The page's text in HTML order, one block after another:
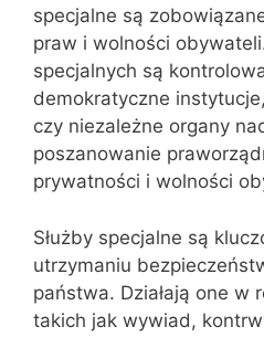
specjalne są
praw i wolności obywateli.
specjalnych są
demokratyczne
czy niezależne organy
poszanowanie
prywatności i wolności
Służby specjalne są
utrzymaniu
państwa. Działają one w
takich jak wywiad,